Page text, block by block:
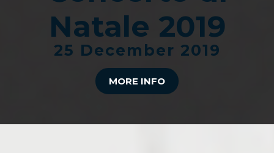
Natale 2019
25 December 2019
MORE INFO